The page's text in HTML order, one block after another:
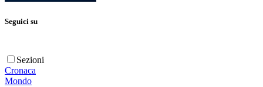
Seguici su
Sezioni
Cronaca
Mondo